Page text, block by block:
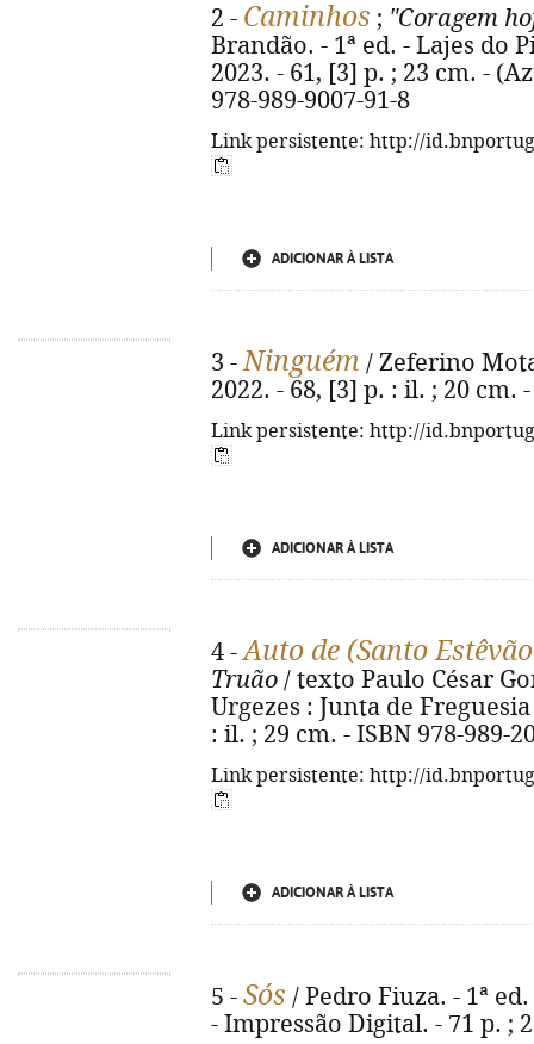
2 - Caminhos ; "Coragem
Brandão. - 1ª ed. - Lajes do
2023. - 61, [3] p. ; 23 cm. -
978-989-9007-91-8
Link persistente: http://
ADICIONAR À LISTA
3 -Ninguém / Zeferino
2022. - 68, [3] p. : il. ; 20 cm.
Link persistente: http://
ADICIONAR À LISTA
4 -Auto de (Santo
Truão / texto Paulo César
Urgezes : Junta de
: il. ; 29 cm. - ISBN 978-989-
Link persistente: http://
ADICIONAR À LISTA
5 - Sós / Pedro Fiuza. - 1ª
- Impressão Digital. - 71 p. ;